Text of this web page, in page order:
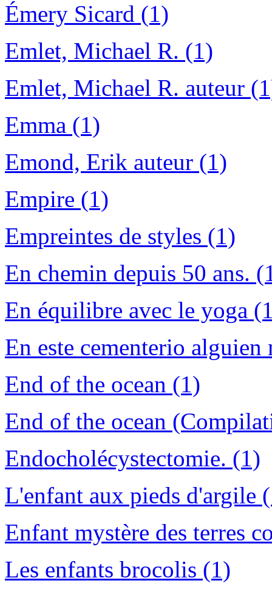
Émery Sicard (1)
Emlet, Michael R. (1)
Emlet, Michael R. auteur
Emma (1)
Emond, Erik auteur (1)
Empire (1)
Empreintes de styles (1)
En chemin depuis 50 ans.
En équilibre avec le yoga
En este cementerio alguien
End of the ocean (1)
End of the ocean
Endocholécystectomie. (1)
L'enfant aux pieds d'argile
Enfant mystère des terres
Les enfants brocolis (1)